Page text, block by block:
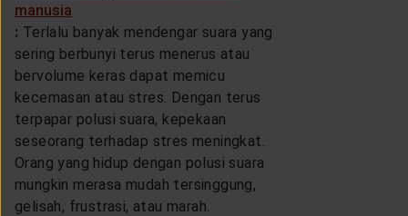
manusia
: Terlalu banyak mendengar suara yang
sering berbunyi terus menerus atau
bervolume keras dapat memicu
kecemasan atau stres. Dengan terus
terpapar polusi suara, kepekaan
seseorang terhadap stres meningkat.
Orang yang hidup dengan polusi suara
mungkin merasa mudah tersinggung,
gelisah, frustrasi, atau marah.